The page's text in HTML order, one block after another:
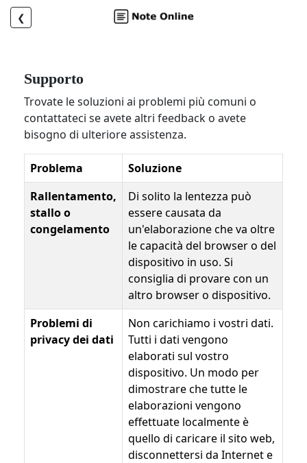
❮
Supporto
Trovate le soluzioni ai problemi più comuni o
contattateci se avete altri feedback o avete
bisogno di ulteriore assistenza.
Problema
Soluzione
Rallentamento,
stallo o
congelamento
Di solito la lentezza può
essere causata da
un'elaborazione che va oltre
le capacità del browser o del
dispositivo in uso. Si
consiglia di provare con un
altro browser o dispositivo.
Problemi di
privacy dei dati
Non carichiamo i vostri dati.
Tutti i dati vengono
elaborati sul vostro
dispositivo. Un modo per
dimostrare che tutte le
elaborazioni vengono
effettuate localmente è
quello di caricare il sito web,
disconnettersi da Internet e